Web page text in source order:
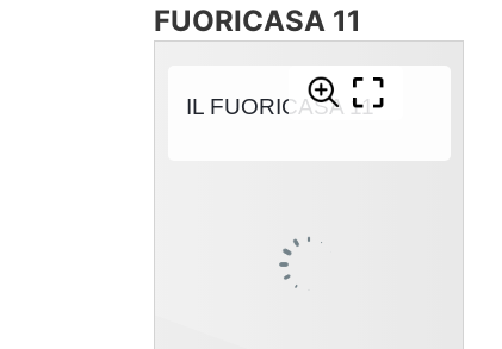
FUORICASA 11